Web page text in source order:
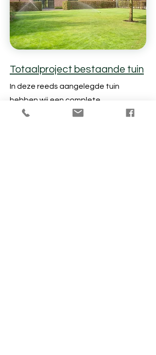
Totaalproject bestaande tuin
In deze reeds aangelegde tuin
hebben wij een complete
beregeningsinstallatie aangebracht